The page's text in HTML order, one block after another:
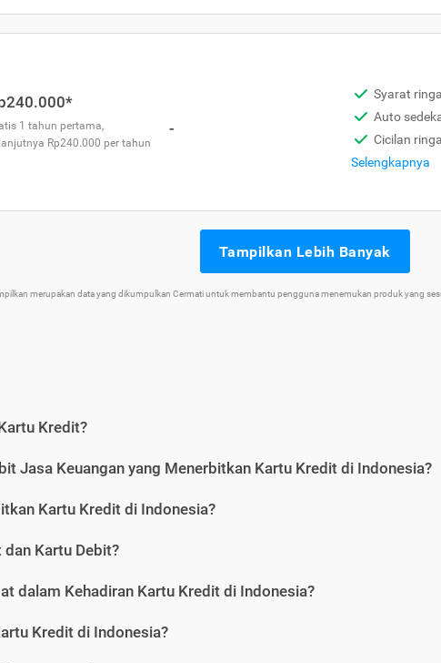
1 tahun pertama,
Rp240.000 per tahun
-
Syarat
Auto
Cicilan
Selengkapnya
Tampilkan Lebih Banyak
merupakan data yang dikumpulkan Cermati untuk membantu pengguna menemukan produk yang
Kredit?
Jasa Keuangan yang Menerbitkan Kartu Kredit di Indonesia?
Kartu Kredit di Indonesia?
Kartu Debit?
dalam Kehadiran Kartu Kredit di Indonesia?
Kredit di Indonesia?